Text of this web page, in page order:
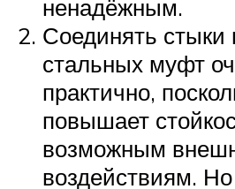
ненадёжным.
Соединять
стальных муфт
практично,
повышает
возможным
воздействиям.